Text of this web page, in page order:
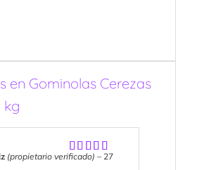
en Gominolas Cerezas
kg
Valorado
(propietario verificado) – 27